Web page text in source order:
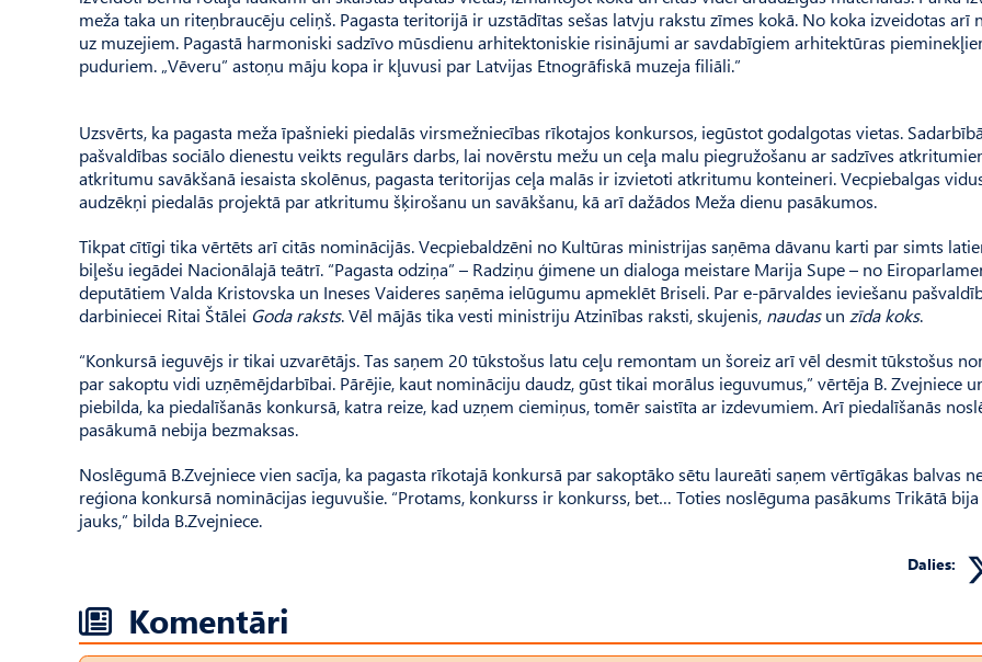
meža taka un riteņbraucēju celiņš. Pagasta teritorijā ir uzstādītas sešas latvju rakstu zīmes kokā. No koka izveidotas arī
uz muzejiem. Pagastā harmoniski sadzīvo mūsdienu arhitektoniskie risinājumi ar savdabīgiem arhitektūras
puduriem. „Vēveru” astoņu māju kopa ir kļuvusi par Latvijas Etnogrāfiskā muzeja filiāli.”
Uzsvērts, ka pagasta meža īpašnieki piedalās virsmežniecības rīkotajos konkursos, iegūstot godalgotas vietas.
pašvaldības sociālo dienestu veikts regulārs darbs, lai novērstu mežu un ceļa malu piegružošanu ar sadzīves
atkritumu savākšanā iesaista skolēnus, pagasta teritorijas ceļa malās ir izvietoti atkritumu konteineri. Vecpiebalgas
audzēkņi piedalās projektā par atkritumu šķirošanu un savākšanu, kā arī dažādos Meža dienu pasākumos.
Tikpat cītīgi tika vērtēts arī citās nominācijās. Vecpiebaldzēni no Kultūras ministrijas saņēma dāvanu karti par simts
biļešu iegādei Nacionālajā teātrī. “Pagasta odziņa” – Radziņu ģimene un dialoga meistare Marija Supe – no
deputātiem Valda Kristovska un Ineses Vaideres saņēma ielūgumu apmeklēt Briseli. Par e-pārvaldes ieviešanu
darbiniecei Ritai Štālei Goda raksts. Vēl mājās tika vesti ministriju Atzinības raksti, skujenis, naudasun zīda koks.
“Konkursā ieguvējs ir tikai uzvarētājs. Tas saņem 20 tūkstošus latu ceļu remontam un šoreiz arī vēl desmit tūkstošus
par sakoptu vidi uzņēmējdarbībai. Pārējie, kaut nomināciju daudz, gūst tikai morālus ieguvumus,” vērtēja B. Zvejniece
piebilda, ka piedalīšanās konkursā, katra reize, kad uzņem ciemiņus, tomēr saistīta ar izdevumiem. Arī piedalīšanās
pasākumā nebija bezmaksas.
Noslēgumā B.Zvejniece vien sacīja, ka pagasta rīkotajā konkursā par sakoptāko sētu laureāti saņem vērtīgākas balvas
reģiona konkursā nominācijas ieguvušie. “Protams, konkurss ir konkurss, bet… Toties noslēguma pasākums Trikātā
jauks,” bilda B.Zvejniece.
Dalies:
Komentāri